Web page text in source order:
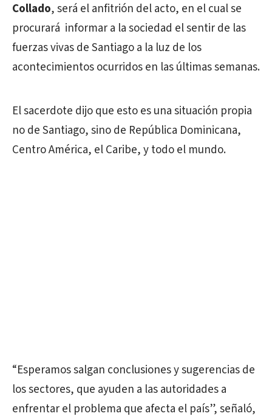
Collado, será el anfitrión del acto, en el cual se
procurará informar a la sociedad el sentir de las
fuerzas vivas de Santiago a la luz de los
acontecimientos ocurridos en las últimas semanas.
El sacerdote dijo que esto es una situación propia
no de Santiago, sino de República Dominicana,
Centro América, el Caribe, y todo el mundo.
“Esperamos salgan conclusiones y sugerencias de
los sectores, que ayuden a las autoridades a
enfrentar el problema que afecta el país”, señaló,